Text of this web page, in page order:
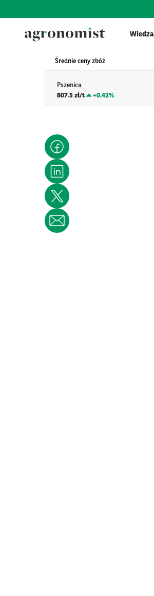
Wiedza
Średnie ceny zbóż
Pszenica
807.5 zł/t
+0.42%